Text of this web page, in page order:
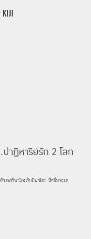
KIJI
าฏิหาริย์รัก 2 โลก
กของฮินาโกะกับมินาโตะ มีคลื่นทะเล